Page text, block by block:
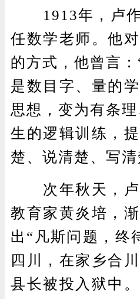
1913年，卢作
任数学老师。他
的方式，他曾言
是数目字、量的
思想，变为有条
生的逻辑训练，
楚、说清楚、写
次年秋天，卢
教育家黄炎培，
出“凡斯问题，终
四川，在家乡合
县长被投入狱中